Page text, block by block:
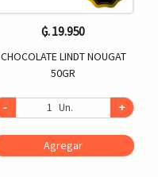
₲. 19.950
CHOCOLATE LINDT NOUGAT
50GR
- Un. +
Agregar